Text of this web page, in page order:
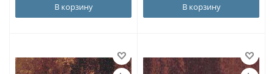
В корзину В корзину